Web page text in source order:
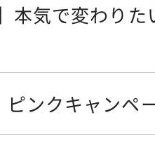
本気で変わり
ピンクキャンペ